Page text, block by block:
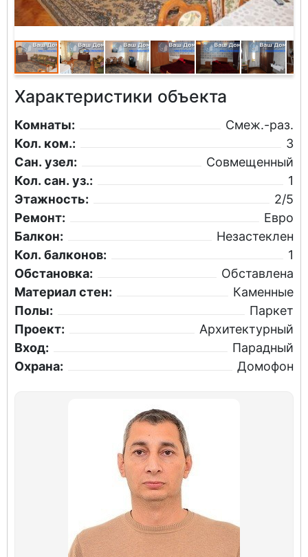
Характеристики объекта
Комнаты:
Смеж.-раз.
Кол. ком.:
3
Сан. узел:
Совмещенный
Кол. сан. уз.:
1
Этажность:
2/5
Ремонт:
Евро
Балкон:
Незастеклен
Кол. балконов:
1
Обстановка:
Обставлена
Материал стен:
Каменные
Полы:
Паркет
Проект:
Архитектурный
Вход:
Парадный
Охрана:
Домофон